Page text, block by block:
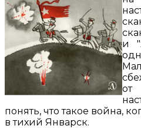
и
понять, что такое война,
в тихий Январск.